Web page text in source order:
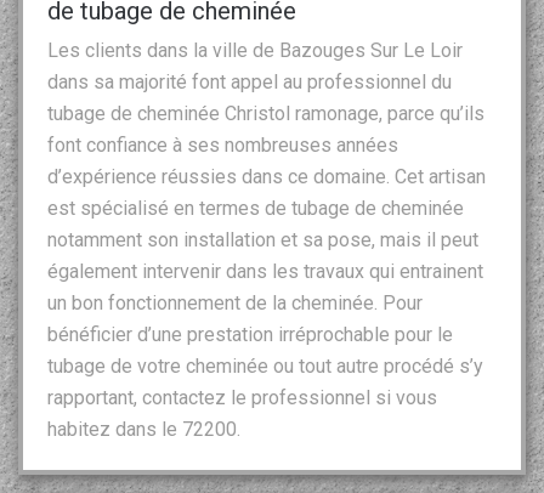
de tubage de cheminée
Les clients dans la ville de Bazouges Sur Le Loir
dans sa majorité font appel au professionnel du
tubage de cheminée Christol ramonage, parce qu’ils
font confiance à ses nombreuses années
d’expérience réussies dans ce domaine. Cet artisan
est spécialisé en termes de tubage de cheminée
notamment son installation et sa pose, mais il peut
également intervenir dans les travaux qui entrainent
un bon fonctionnement de la cheminée. Pour
bénéficier d’une prestation irréprochable pour le
tubage de votre cheminée ou tout autre procédé s’y
rapportant, contactez le professionnel si vous
habitez dans le 72200.